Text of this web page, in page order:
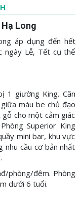
Hạ Long
áp dụng đến hết
ngày Lễ, Tết cụ thể
1 giường King. Căn
màu be chủ đạo
cho một cảm giác
Superior King
mini bar, khu vực
nhu cầu cơ bản nhất
phòng/đêm. Phòng
dưới 6 tuổi.